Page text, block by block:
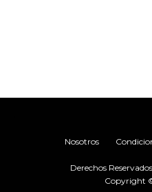
Nosotros
Derechos
Copyright